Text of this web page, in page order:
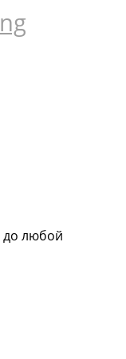
до любой